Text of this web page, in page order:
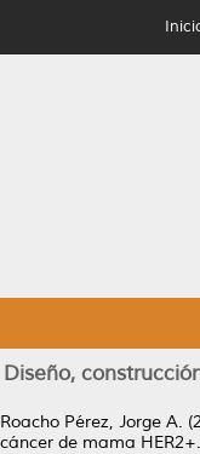
Diseño,
Roacho Pérez, Jorge A.
cáncer de mama HER2+.